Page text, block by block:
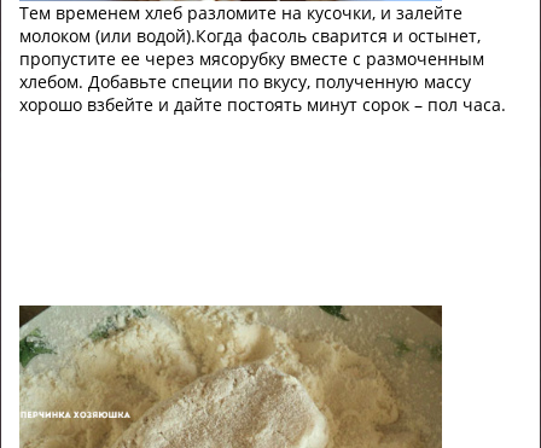
Тем временем хлеб разломите на кусочки, и залейте
молоком (или водой).Когда фасоль сварится и остынет,
пропустите ее через мясорубку вместе с размоченным
хлебом. Добавьте специи по вкусу, полученную массу
хорошо взбейте и дайте постоять минут сорок – пол часа.